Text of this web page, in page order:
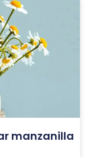
manzanilla